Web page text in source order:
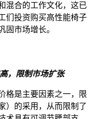
混合的工作文化，这已
们投资购买高性能椅子
固市场增长。
，限制市场扩张
格是主要因素之一，限
）的采用，从而限制了